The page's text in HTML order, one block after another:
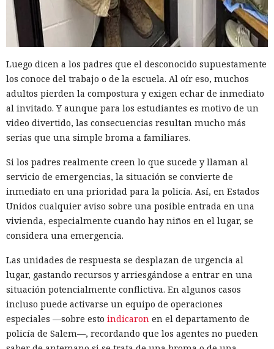
Luego dicen a los padres que el desconocido supuestamente
los conoce del trabajo o de la escuela. Al oír eso, muchos
adultos pierden la compostura y exigen echar de inmediato
al invitado. Y aunque para los estudiantes es motivo de un
video divertido, las consecuencias resultan mucho más
serias que una simple broma a familiares.
Si los padres realmente creen lo que sucede y llaman al
servicio de emergencias, la situación se convierte de
inmediato en una prioridad para la policía. Así, en Estados
Unidos cualquier aviso sobre una posible entrada en una
vivienda, especialmente cuando hay niños en el lugar, se
considera una emergencia.
Las unidades de respuesta se desplazan de urgencia al
lugar, gastando recursos y arriesgándose a entrar en una
situación potencialmente conflictiva. En algunos casos
incluso puede activarse un equipo de operaciones
especiales —sobre esto indicaron en el departamento de
policía de Salem—, recordando que los agentes no pueden